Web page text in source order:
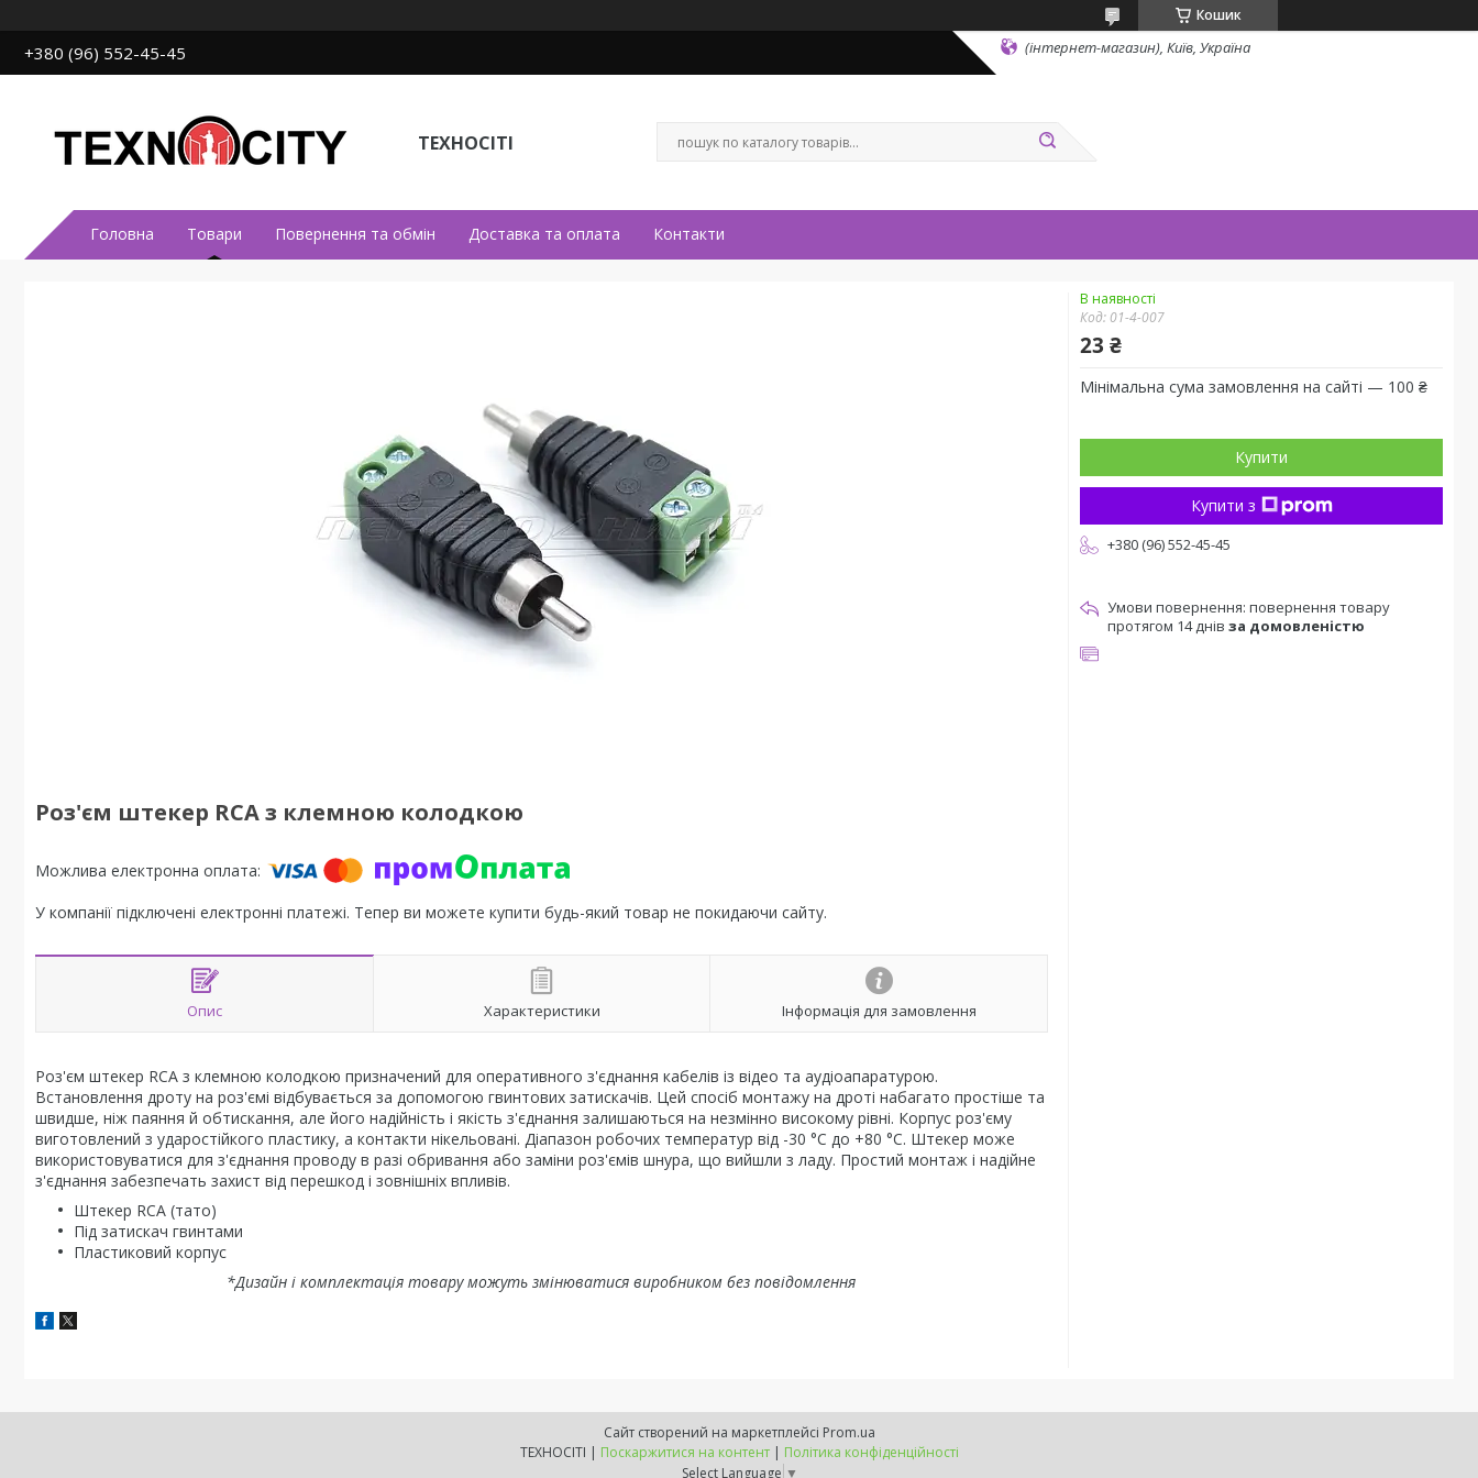
Кошик
+380 (96) 552-45-45 (інтернет-магазин), Київ, Україна
ТЕХНОСІТІ
Головна Товари Повернення та обмін Доставка та оплата Контакти
Роз'єм штекер RCA з клемною колодкою
У компанії підключені електронні платежі. Тепер ви можете купити будь-який товар не покидаючи сайту.
Опис Характеристики Інформація для замовлення
Роз'єм штекер RCA з клемною колодкою призначений для оперативного з'єднання кабелів із відео та аудіоапаратурою.
Встановлення дроту на роз'ємі відбувається за допомогою гвинтових затискачів. Цей спосіб монтажу на дроті набагато простіше та
швидше, ніж паяння й обтискання, але його надійність і якість з'єднання залишаються на незмінно високому рівні. Корпус роз'єму
виготовлений з ударостійкого пластику, а контакти нікельовані. Діапазон робочих температур від -30 °C до +80 °C. Штекер може
використовуватися для з'єднання проводу в разі обривання або заміни роз'ємів шнура, що вийшли з ладу. Простий монтаж і надійне
з'єднання забезпечать захист від перешкод і зовнішніх впливів.
Штекер RCA (тато)
Під затискач гвинтами
Пластиковий корпус
*Дизайн і комплектація товару можуть змінюватися виробником без повідомлення
В наявності
Код: 01-4-007
23 ₴
Мінімальна сума замовлення на сайті — 100 ₴
Купити
Купити з
+380 (96) 552-45-45
повернення товару
протягом 14 днів за домовленістю
Сайт створений на маркетплейсі Prom.ua
ТЕХНОСІТІ | Поскаржитися на контент | Політика конфіденційності
Select Language ▼